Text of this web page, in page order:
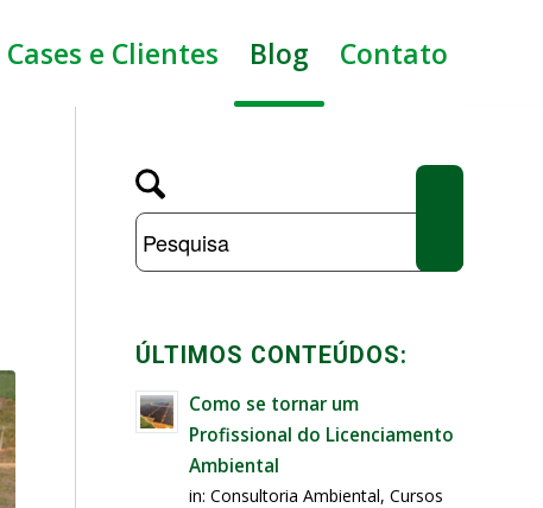
Cases e Clientes Blog Contato
ÚLTIMOS CONTEÚDOS:
Como se tornar um
Profissional do Licenciamento
Ambiental
in:Consultoria Ambiental,Cursos